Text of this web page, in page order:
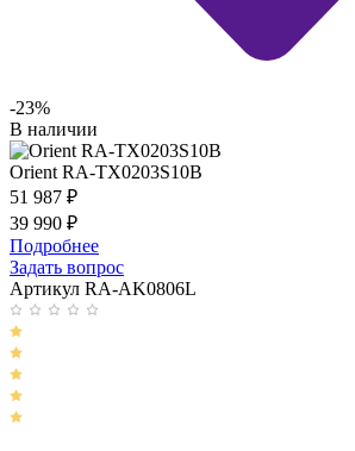
-23%
В наличии
Orient RA-TX0203S10B
51 987 ₽
39 990 ₽
Подробнее
Задать вопрос
Артикул RA-AK0806L